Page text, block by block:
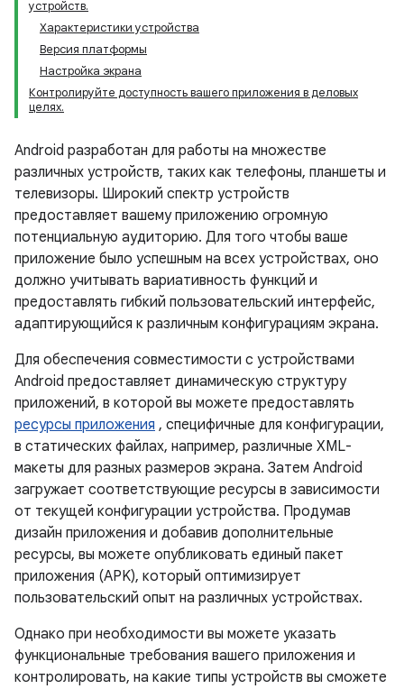
устройств.
Характеристики устройства
Версия платформы
Настройка экрана
Контролируйте доступность вашего приложения в деловых
целях.
Android разработан для работы на множестве
различных устройств, таких как телефоны, планшеты и
телевизоры. Широкий спектр устройств
предоставляет вашему приложению огромную
потенциальную аудиторию. Для того чтобы ваше
приложение было успешным на всех устройствах, оно
должно учитывать вариативность функций и
предоставлять гибкий пользовательский интерфейс,
адаптирующийся к различным конфигурациям экрана.
Для обеспечения совместимости с устройствами
Android предоставляет динамическую структуру
приложений, в которой вы можете предоставлять
ресурсы приложения , специфичные для конфигурации,
в статических файлах, например, различные XML-
макеты для разных размеров экрана. Затем Android
загружает соответствующие ресурсы в зависимости
от текущей конфигурации устройства. Продумав
дизайн приложения и добавив дополнительные
ресурсы, вы можете опубликовать единый пакет
приложения (APK), который оптимизирует
пользовательский опыт на различных устройствах.
Однако при необходимости вы можете указать
функциональные требования вашего приложения и
контролировать, на какие типы устройств вы сможете